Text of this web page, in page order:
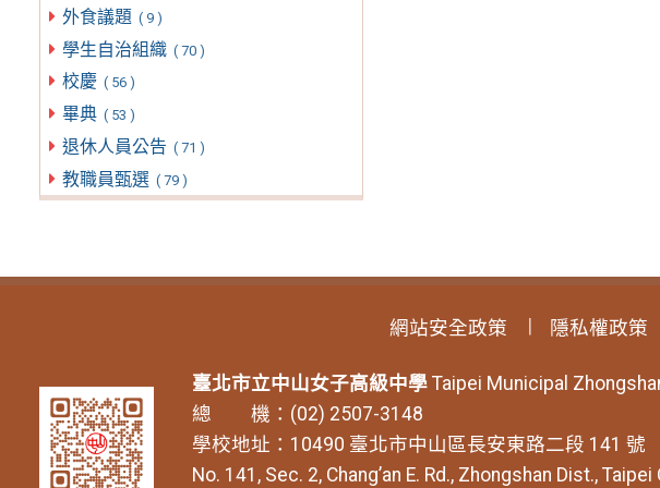
外食議題 ( 9 )
學生自治組織 ( 70 )
校慶 ( 56 )
畢典 ( 53 )
退休人員公告 ( 71 )
教職員甄選 ( 79 )
網站安全政策 隱私權政策
臺北市立中山女子高級中學 Taipei Municipal
總 機：(02) 2507-3148
學校地址：10490 臺北市中山區長安東路二段 141 號
No. 141, Sec. 2, Chang’an E. Rd., Zhongshan Dist., Taipei